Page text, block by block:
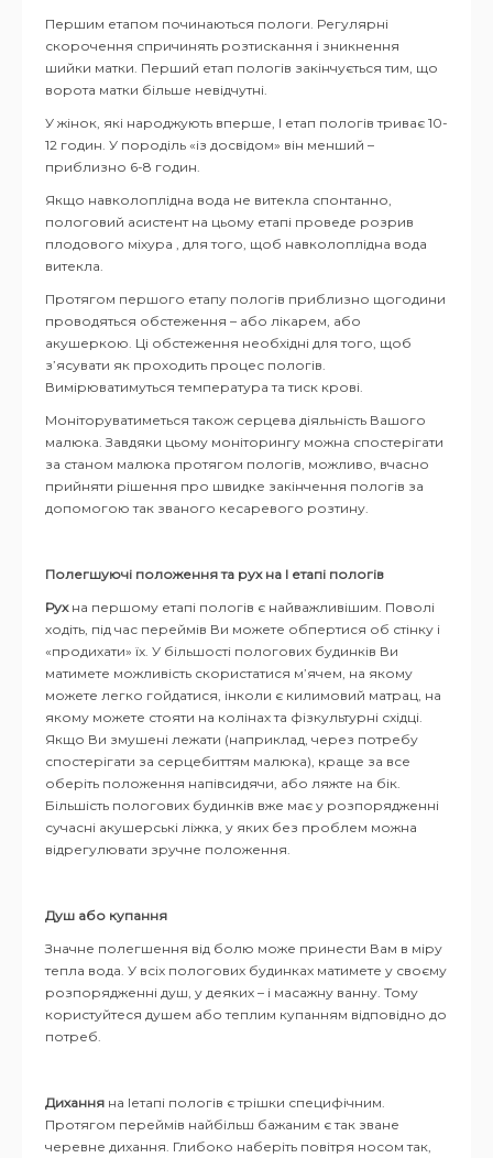
Першим етапом починаються пологи. Регулярні
скорочення спричинять розтискання і зникнення
шийки матки. Перший етап пологів закінчується тим, що
ворота матки більше невідчутні.
У жінок, які народжують вперше, І етап пологів триває 10-
12 годин. У породіль «із досвідом» він менший –
приблизно 6-8 годин.
Якщо навколоплідна вода не витекла спонтанно,
пологовий асистент на цьому етапі проведе розрив
плодового міхура , для того, щоб навколоплідна вода
витекла.
Протягом першого етапу пологів приблизно щогодини
проводяться обстеження – або лікарем, або
акушеркою. Ці обстеження необхідні для того, щоб
з’ясувати як проходить процес пологів.
Вимірюватимуться температура та тиск крові.
Моніторуватиметься також серцева діяльність Вашого
малюка. Завдяки цьому моніторингу можна спостерігати
за станом малюка протягом пологів, можливо, вчасно
прийняти рішення про швидке закінчення пологів за
допомогою так званого кесаревого розтину.
Полегшуючі положення та рух на І етапі пологів
Рух на першому етапі пологів є найважливішим. Поволі
ходіть, під час переймів Ви можете обпертися об стінку і
«продихати» їх. У більшості пологових будинків Ви
матимете можливість скористатися м’ячем, на якому
можете легко гойдатися, інколи є килимовий матрац, на
якому можете стояти на колінах та фізкультурні східці.
Якщо Ви змушені лежати (наприклад, через потребу
спостерігати за серцебиттям малюка), краще за все
оберіть положення напівсидячи, або ляжте на бік.
Більшість пологових будинків вже має у розпорядженні
сучасні акушерські ліжка, у яких без проблем можна
відрегулювати зручне положення.
Душ або купання
Значне полегшення від болю може принести Вам в міру
тепла вода. У всіх пологових будинках матимете у своєму
розпорядженні душ, у деяких – і масажну ванну. Тому
користуйтеся душем або теплим купанням відповідно до
потреб.
Дихання на Іетапі пологів є трішки специфічним.
Протягом переймів найбільш бажаним є так зване
черевне дихання. Глибоко наберіть повітря носом так,